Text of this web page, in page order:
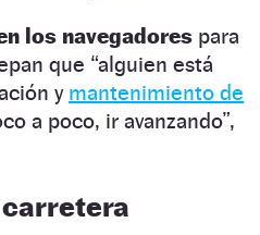
los navegadores para
que “alguien está
y mantenimiento de
a poco, ir avanzando”,